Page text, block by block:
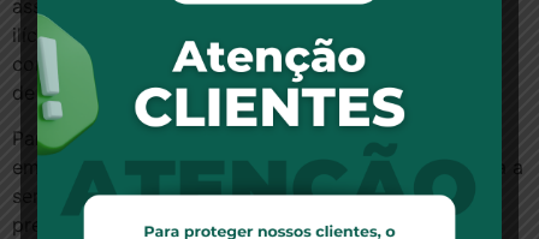
assistencial por parte da operadora “configurou ato
ilícito ensejador de dano moral aos familiares do
consumidor, que não teve o atendimento em situação
de emergência”.
Para a ministra Nancy Andrighi, relatora do caso,
embora a operadora alegasse que havia uma carência a
ser cumprida por conta de haver uma doença
preexistente, o artigo 11, parágrafo único, da Lei